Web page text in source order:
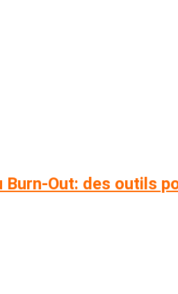
Out: des outils